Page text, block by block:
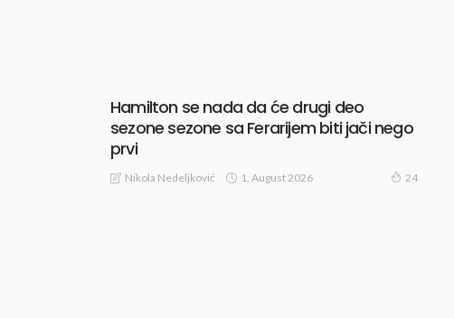
Hamilton se nada da će drugi deo
sezone sezone sa Ferarijem biti jači nego
prvi
Nikola Nedeljković 1, August 2026 24